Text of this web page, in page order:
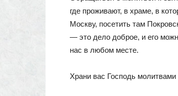
где проживают, в храме, в
Москву, посетить там
— это дело доброе, и его
нас в любом месте.
Храни вас Господь